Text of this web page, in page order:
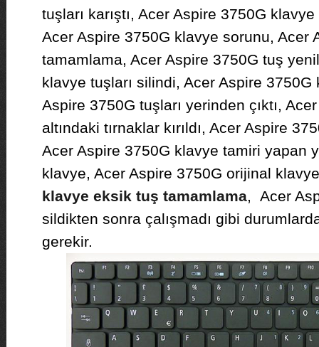
tuşları karıştı, Acer Aspire 3750G
Acer Aspire 3750G klavye sorunu, Acer
tamamlama, Acer Aspire 3750G tuş
klavye tuşları silindi, Acer Aspire 3750G
Aspire 3750G tuşları yerinden çıktı,
altındaki tırnaklar kırıldı, Acer Aspire
Acer Aspire 3750G klavye tamiri yapan
klavye, Acer Aspire 3750G orijinal
klavye eksik tuş tamamlama, Acer
sildikten sonra çalışmadı gibi
gerekir.